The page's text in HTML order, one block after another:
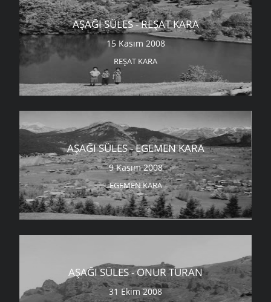
AŞAĞI SÜLES - REŞAT KARA
15 Kasım 2008
REŞAT KARA
AŞAĞI SÜLES - EGEMEN KARA
9 Kasım 2008
EGEMEN KARA
AŞAĞI SÜLES - ONUR TURAN
31 Ekim 2008